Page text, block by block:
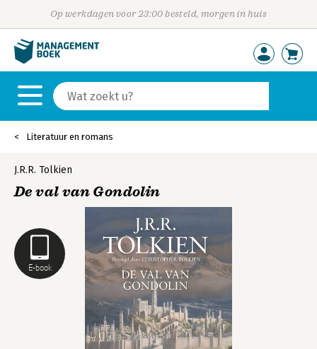
Op werkdagen voor 23:00 besteld, morgen in huis
Literatuur en romans
E-book
J.R.R. Tolkien
De val van Gondolin